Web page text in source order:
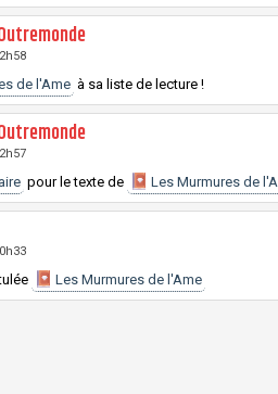
de l'Ame à sa liste de lecture !
pour le texte de Les Murmures de
Les Murmures de l'Ame